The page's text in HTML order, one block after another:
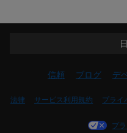
信頼 ブログ デ
法律 サービス利用規約 プライ
プ